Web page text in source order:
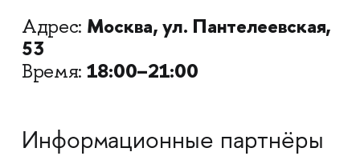
Адрес: Москва, ул. Пантелеевская,
53
Время: 18:00–21:00
Информационные партнёры